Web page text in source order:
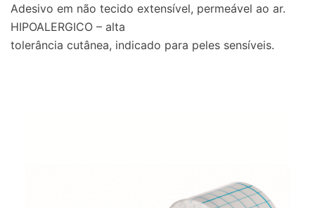
Adesivo em não tecido extensível, permeável ao ar.
HIPOALERGICO – alta
tolerância cutânea, indicado para peles sensíveis.